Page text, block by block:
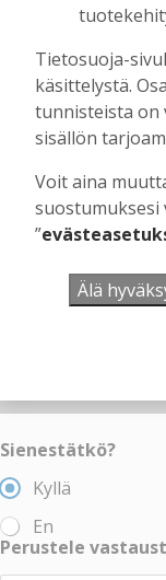
Sienestätkö?
Kyllä
En
Perustele
Tietosuoja-
käsittelystä.
tunnisteista on
sisällön
Voit aina
suostumuksesi
”
Älä